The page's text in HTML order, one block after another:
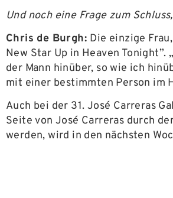
Und noch eine Frage zum
Chris de Burgh: Die einzige
New Star Up in Heaven
der Mann hinüber, so wie ich
mit einer bestimmten Person im
Auch bei der 31. José Carreras
Seite von José Carreras durch
werden, wird in den nächsten